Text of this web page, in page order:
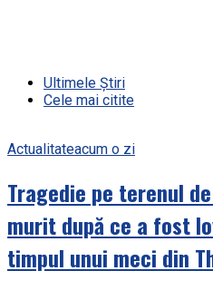
Ultimele Știri
Cele mai citite
Actualitateacum o zi
Tragedie pe terenul
murit după ce a fost
timpul unui meci din